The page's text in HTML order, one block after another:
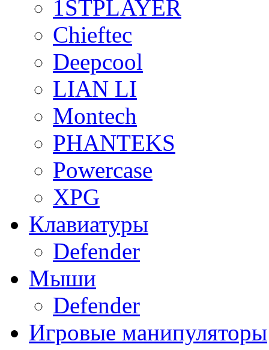
1STPLAYER
Chieftec
Deepcool
LIAN LI
Montech
PHANTEKS
Powercase
XPG
Клавиатуры
Defender
Мыши
Defender
Игровые манипуляторы